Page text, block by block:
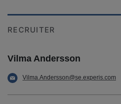
RECRUITER
Vilma Andersson
Vilma.Andersson@se.experis.com